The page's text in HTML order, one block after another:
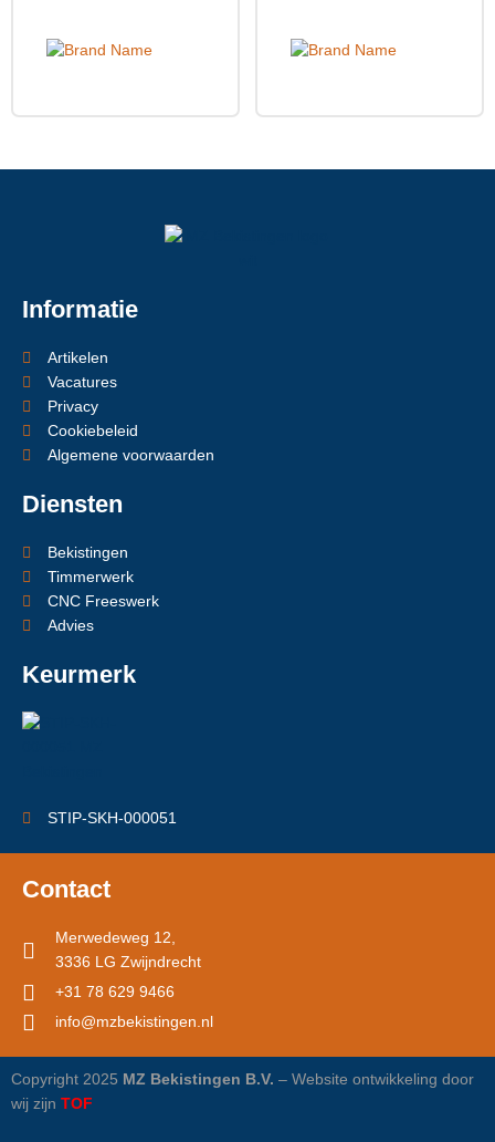
Informatie
Artikelen
Vacatures
Privacy
Cookiebeleid
Algemene voorwaarden
Diensten
Bekistingen
Timmerwerk
CNC Freeswerk
Advies
Keurmerk
STIP-SKH-000051
Contact
Merwedeweg 12,
3336 LG Zwijndrecht
+31 78 629 9466
info@mzbekistingen.nl
Copyright 2025 MZ Bekistingen B.V. – Website ontwikkeling door
wij zijn TOF